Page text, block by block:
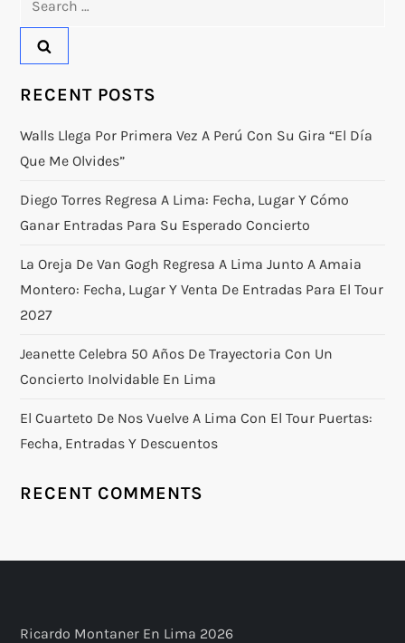
RECENT POSTS
Walls Llega Por Primera Vez A Perú Con Su Gira “El Día
Que Me Olvides”
Diego Torres Regresa A Lima: Fecha, Lugar Y Cómo
Ganar Entradas Para Su Esperado Concierto
La Oreja De Van Gogh Regresa A Lima Junto A Amaia
Montero: Fecha, Lugar Y Venta De Entradas Para El Tour
2027
Jeanette Celebra 50 Años De Trayectoria Con Un
Concierto Inolvidable En Lima
El Cuarteto De Nos Vuelve A Lima Con El Tour Puertas:
Fecha, Entradas Y Descuentos
RECENT COMMENTS
Ricardo Montaner En Lima 2026